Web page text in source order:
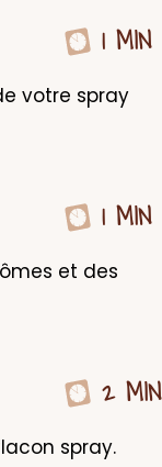
1 MIN
votre spray
1 MIN
et des
2 MIN
spray.